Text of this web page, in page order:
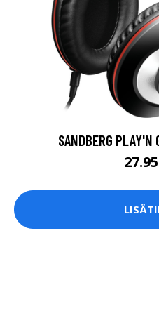
SANDBERG PLAY'N